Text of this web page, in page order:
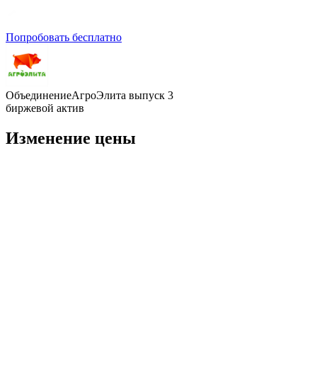
Попробовать бесплатно
ОбъединениеАгроЭлита выпуск 3
биржевой актив
Изменение цены